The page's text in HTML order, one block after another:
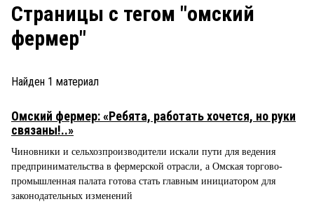
ЗАКОН
НОВОСТИ КОМПАНИЙ
ПРОИСШЕСТВИЯ
СТИЛЬ ЖИЗНИ
Рейтинги
Страницы c тегом "омский
фермер"
Найден 1 материал
Омский фермер: «Ребята, работать хочется, но руки
связаны!..»
Чиновники и сельхозпроизводители искали пути для ведения
предпринимательства в фермерской отрасли, а Омская торгово-
промышленная палата готова стать главным инициатором для
законодательных изменений